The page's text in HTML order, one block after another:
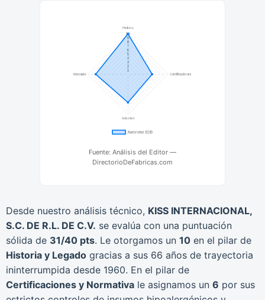
Fuente: Análisis del Editor —
DirectorioDeFabricas.com
Desde nuestro análisis técnico, KISS INTERNACIONAL,
S.C. DE R.L. DE C.V. se evalúa con una puntuación
sólida de 31/40 pts. Le otorgamos un 10 en el pilar de
Historia y Legado gracias a sus 66 años de trayectoria
ininterrumpida desde 1960. En el pilar de
Certificaciones y Normativa le asignamos un 6 por sus